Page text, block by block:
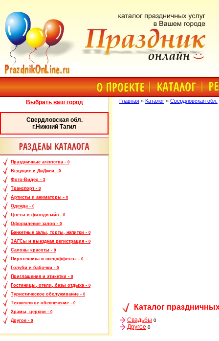
Выбрать ваш город
Свердловская обл.
г.Нижний Тагил
Праздничные агентства - 0
Ведущие и ДиДжеи - 0
Фото-Видео - 3
Транспорт - 0
Артисты и аниматоры - 0
Одежда - 0
Цветы и фитодизайн - 0
Оформление залов - 0
Банкетные залы, торты, напитки - 0
ЗАГСы и выездная регистрация - 0
Салоны красоты - 0
Пиротехника и спецэффекты - 0
Голуби и бабочки - 0
Приглашения и этикетки - 0
Гостиницы, отели, базы отдыха - 0
Туристическое обслуживание - 0
Техническое обеспечение - 0
Храмы, церкви - 0
Другое - 0
Главная » Каталог » Свердловская обл.
Каталог
Свадьбы 0
Другое 0